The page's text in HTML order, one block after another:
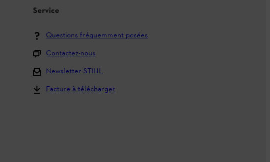
Service
Questions fréquemment posées
Contactez-nous
Newsletter STIHL
Facture à télécharger